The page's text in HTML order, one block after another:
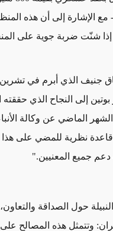
للطائرات - مع الإشارة إلى أن
إذا شنّت ضربة جوية على
جنيف الذي أبرم في تشرين
إلى النجاح الذي حققته
الماضي عن وكالة الأنباء
نظرية للمضي على هذا
دعم جميع المعنيين."
حول الصداقة
وتتمثل هذه المصالح